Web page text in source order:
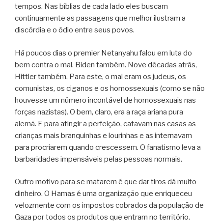
tempos. Nas bíblias de cada lado eles buscam
continuamente as passagens que melhor ilustram a
discórdia e o ódio entre seus povos.
Há poucos dias o premier Netanyahu falou em luta do
bem contra o mal. Biden também. Nove décadas atrás,
Hittler também. Para este, o mal eram os judeus, os
comunistas, os ciganos e os homossexuais (como se não
houvesse um número incontável de homossexuais nas
forças nazistas). O bem, claro, era a raça ariana pura
alemã. E para atingir a perfeição, catavam nas casas as
crianças mais branquinhas e lourinhas e as internavam
para procriarem quando crescessem. O fanatismo leva a
barbaridades impensáveis pelas pessoas normais.
Outro motivo para se matarem é que dar tiros dá muito
dinheiro. O Hamas é uma organização que enriqueceu
velozmente com os impostos cobrados da população de
Gaza por todos os produtos que entram no território.